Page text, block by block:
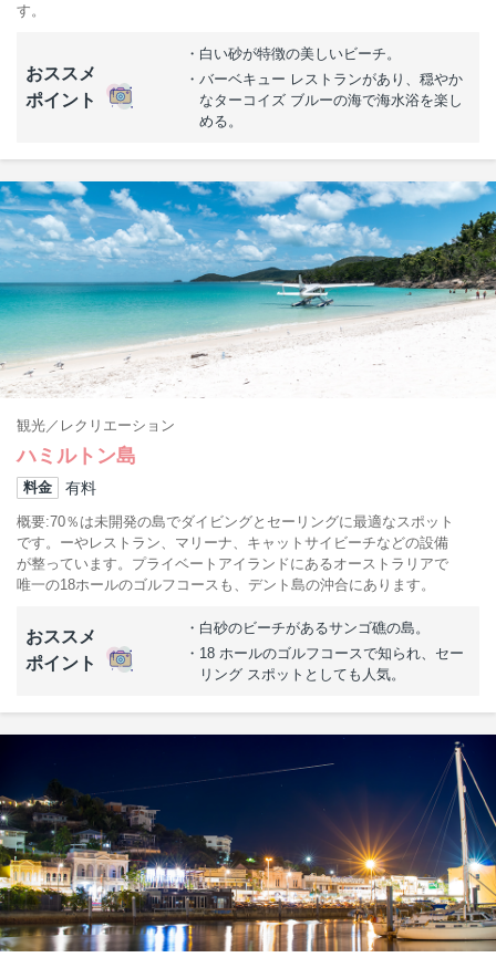
す。
おススメ
ポイント
白い砂が特徴の美しいビーチ。
バーベキュー レストランがあり、穏やか
なターコイズ ブルーの海で海水浴を楽し
める。
観光 レクリエーション
ハミルトン島
料金 有料
概要 70％は未開発の島でダイビングとセーリングに最適なスポット
です。ーやレストラン、マリーナ、キャットサイビーチなどの設備
が整っています。プライベートアイランドにあるオーストラリアで
唯一の18ホールのゴルフコースも、デント島の沖合にあります。
おススメ
ポイント
白砂のビーチがあるサンゴ礁の島。
18 ホールのゴルフコースで知られ、セー
リング スポットとしても人気。